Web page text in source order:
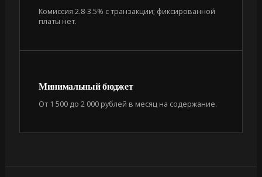
Комиссия 2.8-3.5% с транзакции; фиксированной
платы нет.
Минимальный бюджет
От 1 500 до 2 000 рублей в месяц на содержание.